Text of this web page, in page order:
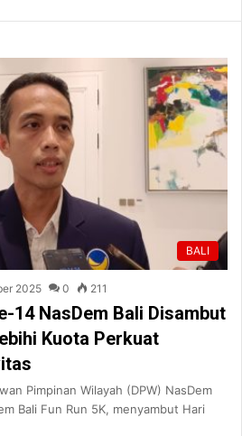
BALI
2025 0 211
14 NasDem Bali Disambut
Kuota Perkuat
Pimpinan Wilayah (DPW) NasDem
Bali Fun Run 5K, menyambut Hari